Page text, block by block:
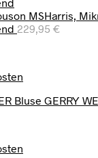
MSHarris,
229,95 €
GERRY